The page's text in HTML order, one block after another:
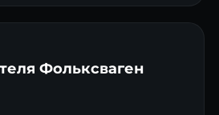
Фольксваген